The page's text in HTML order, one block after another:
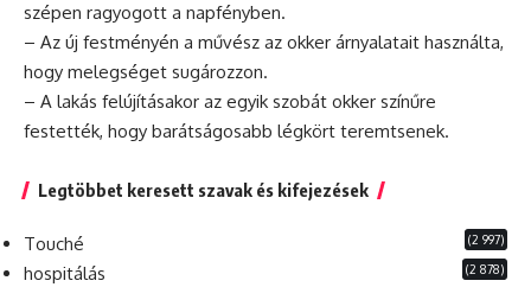
szépen ragyogott a napfényben.
– Az új festményén a művész az okker árnyalatait használta,
hogy melegséget sugározzon.
– A lakás felújításakor az egyik szobát okker színűre
festették, hogy barátságosabb légkört teremtsenek.
Legtöbbet keresett szavak és kifejezések
Touché (2 997)
hospitálás (2 878)